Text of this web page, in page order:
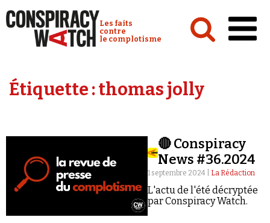
Conspiracy Watch :
Les faits
contre
le complotisme
Analyses
Émissions
Revues de presse
Étiquette :thomas jolly
🔴 Conspiracy
News #36.2024
1 septembre 2024 | La Rédaction
L'actu de l'été décryptée
par Conspiracy Watch.